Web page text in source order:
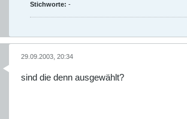
Stichworte: -
29.09.2003, 20:34
sind die denn ausgewählt?